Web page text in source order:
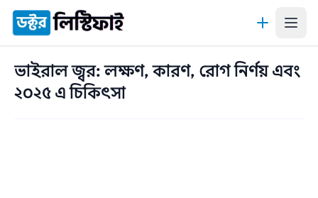
কন্টেন্টে যান
ভাইরাল জ্বর: লক্ষণ, কারণ, রোগ নির্ণয় এবং
২০২৫ এ চিকিৎসা